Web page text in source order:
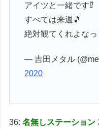
アイツと一緒です⁉︎
すべては来週🎵
絶対観てくれよなっ
— 吉田メタル
2020
36:名無しステーション